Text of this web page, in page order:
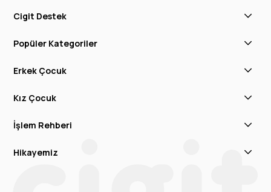
Cigit Destek
Popüler Kategoriler
Erkek Çocuk
Kız Çocuk
İşlem Rehberi
Hikayemiz